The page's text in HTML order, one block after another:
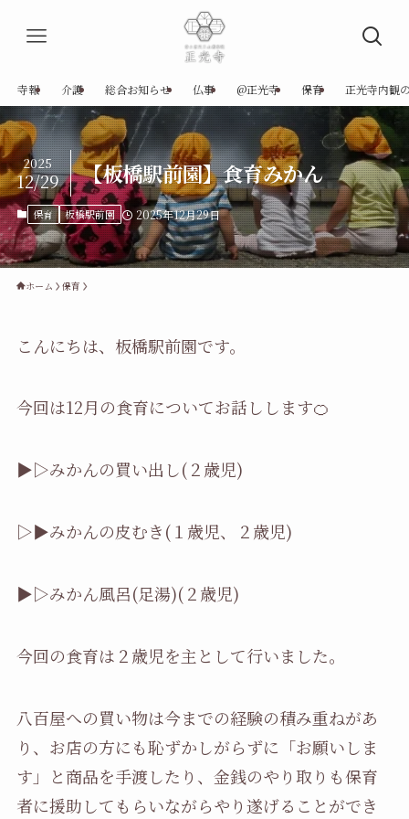
寺報 介護 総合お知らせ 仏事 @正光寺 保育 正光寺内観
【板橋駅前園】食育みかん
2025
12/29
保育 板橋駅前園 2025年12月29日
ホーム 保育
こんにちは、板橋駅前園です。
今回は12月の食育についてお話しします🍊
▶▷みかんの買い出し(２歳児)
▷▶みかんの皮むき(１歳児、２歳児)
▶▷みかん風呂(足湯)(２歳児)
今回の食育は２歳児を主として行いました。
八百屋への買い物は今までの経験の積み重ねがあ
り、お店の方にも恥ずかしがらずに「お願いしま
す」と商品を手渡したり、金銭のやり取りも保育
者に援助してもらいながらやり遂げることができ